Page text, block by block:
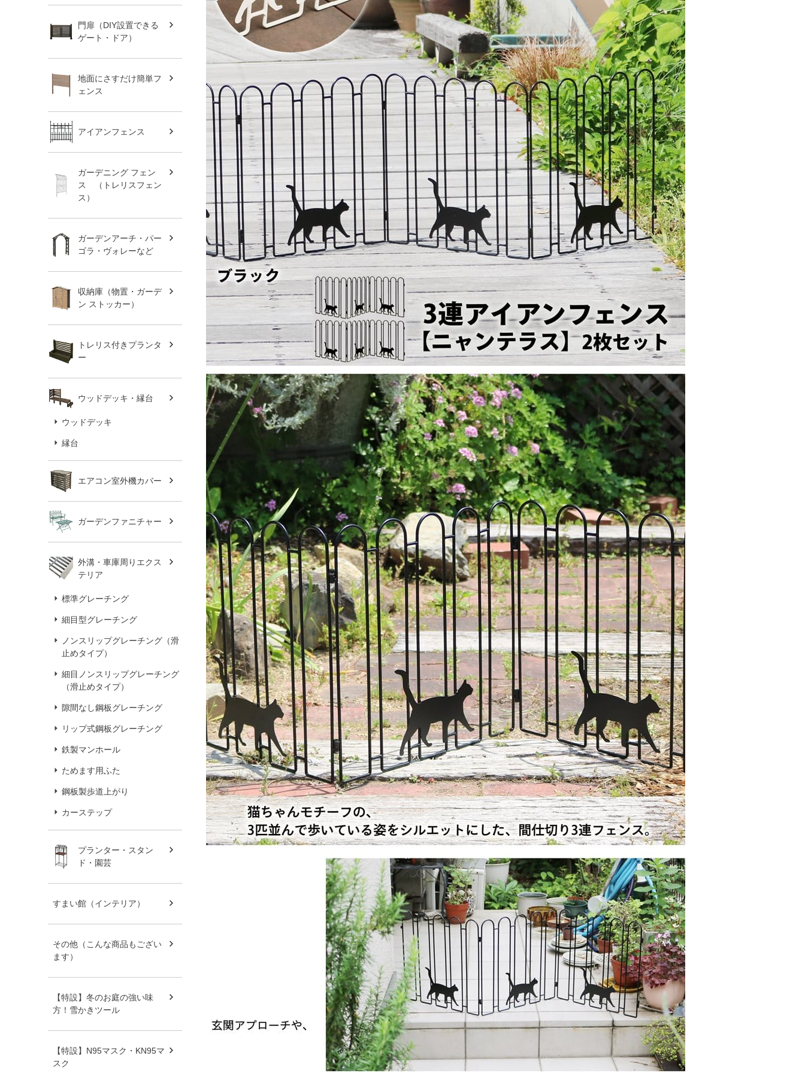
門扉（DIY設置できる
ゲート・ドア）
地面にさすだけ簡単フ
ェンス
アイアンフェンス
ガーデニング フェン
ス （トレリスフェン
ス）
ガーデンアーチ・パー
ゴラ・ヴォレーなど
収納庫（物置・ガーデ
ン ストッカー）
トレリス付きプランタ
ー
ウッドデッキ・縁台
ウッドデッキ
縁台
エアコン室外機カバー
ガーデンファニチャー
外溝・車庫周りエクス
テリア
標準グレーチング
細目型グレーチング
ノンスリップグレーチング（滑
止めタイプ）
細目ノンスリップグレーチング
（滑止めタイプ）
隙間なし鋼板グレーチング
リップ式鋼板グレーチング
鉄製マンホール
ためます用ふた
鋼板製歩道上がり
カーステップ
プランター・スタン
ド・園芸
すまい館（インテリア）
その他（こんな商品もござい
ます）
【特設】冬のお庭の強い味
方！雪かきツール
【特設】N95マスク・KN95マ
スク